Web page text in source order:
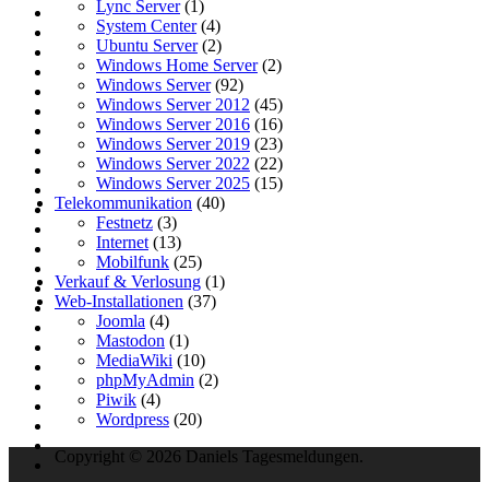
Lync Server(1)
System Center(4)
Ubuntu Server(2)
Windows Home Server(2)
Windows Server(92)
Windows Server 2012 (45)
Windows Server 2016 (16)
Windows Server 2019 (23)
Windows Server 2022 (22)
Windows Server 2025 (15)
Telekommunikation (40)
Festnetz (3)
Internet (13)
Mobilfunk (25)
Verkauf & Verlosung (1)
Web-Installationen (37)
Joomla (4)
Mastodon (1)
MediaWiki (10)
phpMyAdmin (2)
Piwik (4)
Wordpress (20)
Copyright © 2026 Daniels Tagesmeldungen.